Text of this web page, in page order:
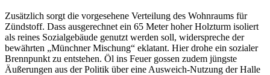
Zusätzlich sorgt die vorgesehene Verteilung des Wohnraums für
Zündstoff. Dass ausgerechnet ein 65 Meter hoher Holzturm isoliert
als reines Sozialgebäude genutzt werden soll, widerspreche der
bewährten „Münchner Mischung“ eklatant. Hier drohe ein sozialer
Brennpunkt zu entstehen. Öl ins Feuer gossen zudem jüngste
Äußerungen aus der Politik über eine Ausweich-Nutzung der Halle